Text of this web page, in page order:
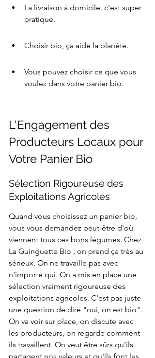
La livraison à domicile, c'est super
pratique.
Choisir bio, ça aide la planète.
Vous pouvez choisir ce que vous
voulez dans votre panier bio.
L'Engagement des
Producteurs Locaux pour
Votre Panier Bio
Sélection Rigoureuse des
Exploitations Agricoles
Quand vous choisissez un panier bio,
vous vous demandez peut-être d'où
viennent tous ces bons légumes. Chez
La Guinguette Bio , on prend ça très au
sérieux. On ne travaille pas avec
n'importe qui. On a mis en place une
sélection vraiment rigoureuse des
exploitations agricoles. C'est pas juste
une question de dire "oui, on est bio".
On va voir sur place, on discute avec
les producteurs, on regarde comment
ils travaillent. On veut être sûrs qu'ils